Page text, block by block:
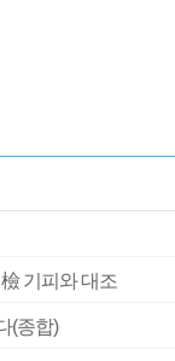
기피와 대조
(종합)